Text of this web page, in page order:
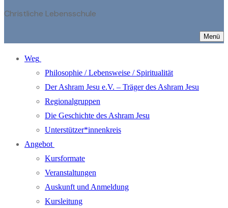
Christliche Lebensschule
Menü
Weg
Philosophie / Lebensweise / Spiritualität
Der Ashram Jesu e.V. – Träger des Ashram Jesu
Regionalgruppen
Die Geschichte des Ashram Jesu
Unterstützer*innenkreis
Angebot
Kursformate
Veranstaltungen
Auskunft und Anmeldung
Kursleitung